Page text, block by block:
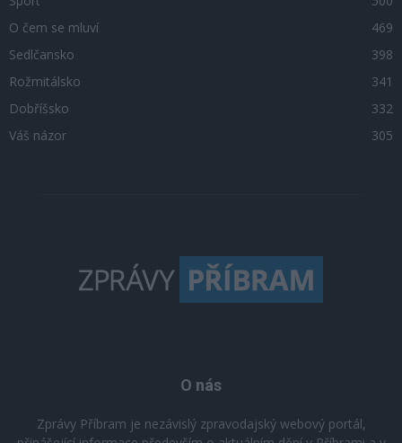
O čem se mluví
469
Sedlčansko
398
Rožmitálsko
341
Dobříšsko
332
Váš názor
305
O nás
Zprávy Příbram je nezávislý zpravodajský webový portál,